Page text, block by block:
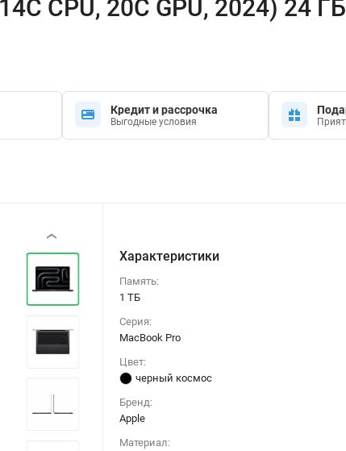
CPU, 20C GPU, 2024) 24
Кредит и рассрочка
Выгодные условия
‹
Характеристики
Память:
1 ТБ
Серия:
MacBook Pro
Цвет:
черный космос
Бренд:
Apple
Материал: